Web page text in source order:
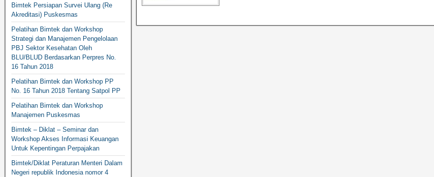
Bimtek Persiapan Survei Ulang (Re
Akreditasi) Puskesmas
Pelatihan Bimtek dan Workshop
Strategi dan Manajemen Pengelolaan
PBJ Sektor Kesehatan Oleh
BLU/BLUD Berdasarkan Perpres No.
16 Tahun 2018
Pelatihan Bimtek dan Workshop PP
No. 16 Tahun 2018 Tentang Satpol PP
Pelatihan Bimtek dan Workshop
Manajemen Puskesmas
Bimtek – Diklat – Seminar dan
Workshop Akses Informasi Keuangan
Untuk Kepentingan Perpajakan
Bimtek/Diklat Peraturan Menteri Dalam
Negeri republik Indonesia nomor 4